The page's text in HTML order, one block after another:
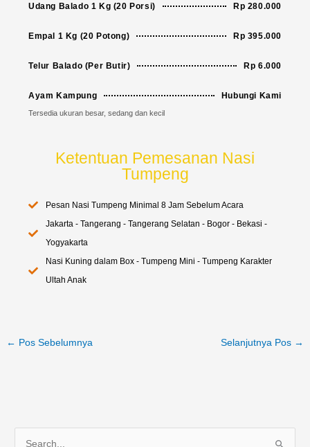
Udang Balado 1 Kg (20 Porsi) Rp 280.000
Empal 1 Kg (20 Potong) Rp 395.000
Telur Balado (Per Butir) Rp 6.000
Ayam Kampung Hubungi Kami
Tersedia ukuran besar, sedang dan kecil
Ketentuan Pemesanan Nasi
Tumpeng
Pesan Nasi Tumpeng Minimal 8 Jam Sebelum Acara
Jakarta - Tangerang - Tangerang Selatan - Bogor - Bekasi -
Yogyakarta
Nasi Kuning dalam Box - Tumpeng Mini - Tumpeng Karakter
Ultah Anak
← Pos Sebelumnya Selanjutnya Pos →